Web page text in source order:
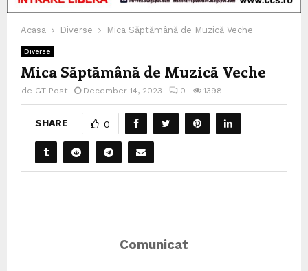
Acasa Diverse Mica Săptămână de Muzică Veche
Diverse
Mica Săptămână de Muzică Veche
de GT Post December 14, 2023 0 1398
SHARE 0
Comunicat